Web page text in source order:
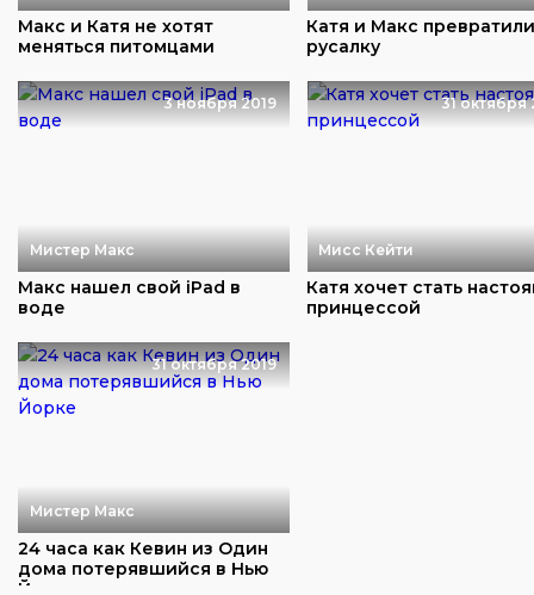
Макс и Катя не хотят
меняться питомцами
Катя и Макс
русалку
3 ноября 2019
Мистер Макс
Макс нашел свой iPad в
воде
31 октября
Мисс Кейти
Катя хочет стать
принцессой
31 октября 2019
Мистер Макс
24 часа как Кевин из Один
дома потерявшийся в Нью
Йорке